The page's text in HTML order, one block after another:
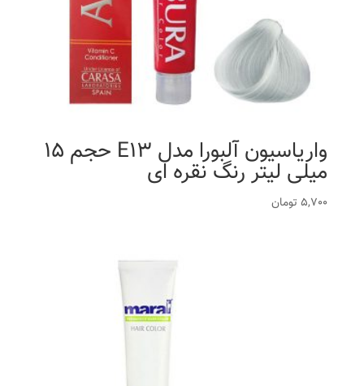
واریاسیون آلبورا مدل E13 حجم 15
میلی لیتر رنگ نقره ای
5,700 تومان